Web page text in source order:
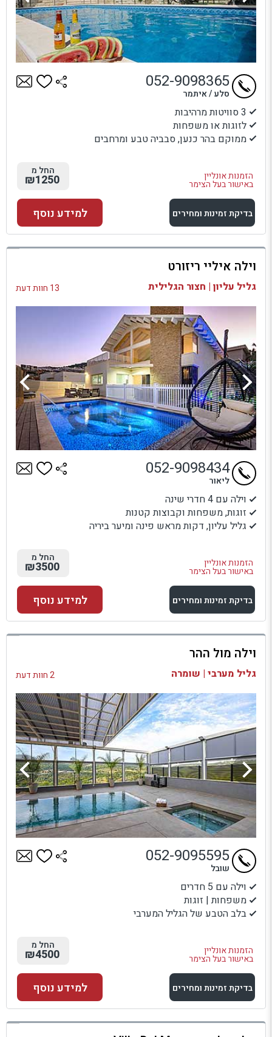
3 סוויטות מרהיבות
לזוגות או משפחות
ממוקם בהר כנען, סבביה טבע ומרחבים
הזמנות אונליין
באישור בעל הצימר
052-9098365
סלע / איתמר
החל מ
₪1250
בדיקת זמינות ומחירים
למתחם זה
בדיקת זמינות ומחירים
למידע נוסף
וילה איליי ריזורט
גליל עליון | חצור הגלילית 13 חוות דעת
וילה עם 4 חדרי שינה
זוגות, משפחות וקבוצות קטנות
גליל עליון, דקות מראש פינה ומיער ביריה
הזמנות אונליין
באישור בעל הצימר
052-9098434
ליאור
החל מ
₪3500
בדיקת זמינות ומחירים
למתחם זה
בדיקת זמינות ומחירים
למידע נוסף
וילה מול ההר
גליל מערבי | שומרה 2 חוות דעת
וילה עם 5 חדרים
משפחות | זוגות
בלב הטבע של הגליל המערבי
הזמנות אונליין
באישור בעל הצימר
052-9095595
שובל
החל מ
₪4500
בדיקת זמינות ומחירים
למתחם זה
למידע נוסף